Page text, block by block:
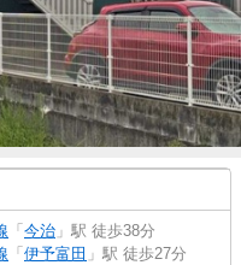
「 今治 」駅 徒歩38分
「 伊予富田 」駅 徒歩27分